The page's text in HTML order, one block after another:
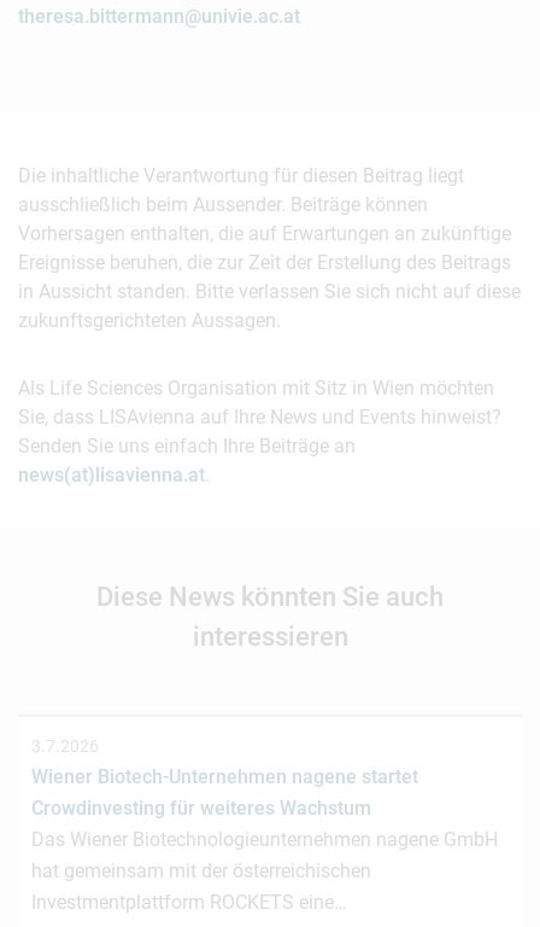
theresa.bittermann@univie.ac.at
Die inhaltliche Verantwortung für diesen Beitrag liegt
ausschließlich beim Aussender. Beiträge können
Vorhersagen enthalten, die auf Erwartungen an zukünftige
Ereignisse beruhen, die zur Zeit der Erstellung des Beitrags
in Aussicht standen. Bitte verlassen Sie sich nicht auf diese
zukunftsgerichteten Aussagen.
Als Life Sciences Organisation mit Sitz in Wien möchten
Sie, dass LISAvienna auf Ihre News und Events hinweist?
Senden Sie uns einfach Ihre Beiträge an
news(at)lisavienna.at.
Diese News könnten Sie auch
interessieren
3.7.2026
Wiener Biotech-Unternehmen nagene startet
Crowdinvesting für weiteres Wachstum
Das Wiener Biotechnologieunternehmen nagene GmbH
hat gemeinsam mit der österreichischen
Investmentplattform ROCKETS eine…